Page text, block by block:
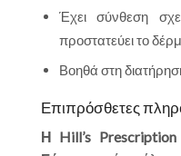
Έχει σύνθεση
προστατεύει το
Βοηθά στη
Επιπρόσθετες
Η Hill’s